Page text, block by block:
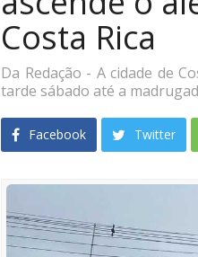
Costa Rica
Da Redação - A cidade de
tarde sábado até a
Facebook Twitter